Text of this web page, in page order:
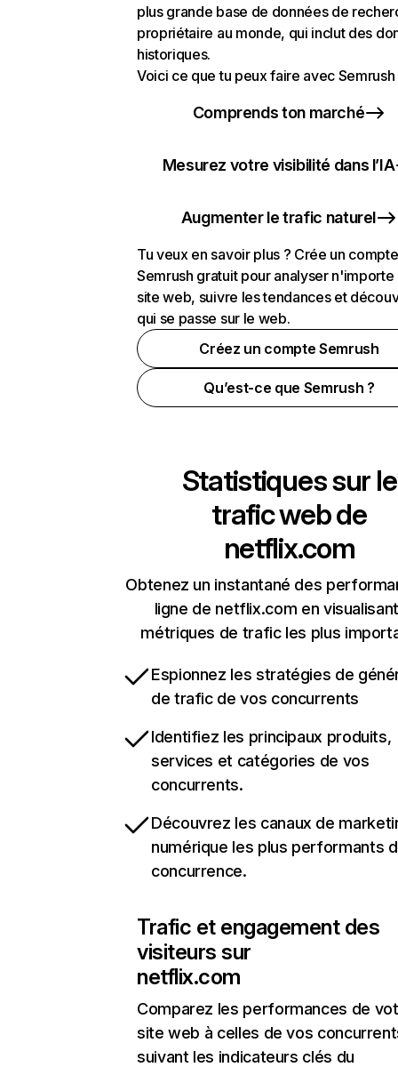
plus grande base de données de
propriétaire au monde, qui inclut des
historiques.
Voici ce que tu peux faire avec Semrush
Comprends ton marché
Mesurez votre visibilité dans l’IA
Augmenter le trafic naturel
Tu veux en savoir plus ? Crée un compte
Semrush gratuit pour analyser n'importe
site web, suivre les tendances et
qui se passe sur le web.
Créez un compte Semrush
Qu’est-ce que Semrush ?
Statistiques sur le
trafic web de
netflix.com
Obtenez un instantané des
ligne de netflix.com en
métriques de trafic les plus
Espionnez les stratégies de
de trafic de vos concurrents
Identifiez les principaux produits,
services et catégories de vos
concurrents.
Découvrez les canaux de
numérique les plus performants
concurrence.
Trafic et engagement des
visiteurs sur
netflix.com
Comparez les performances de
site web à celles de vos
suivant les indicateurs clés du